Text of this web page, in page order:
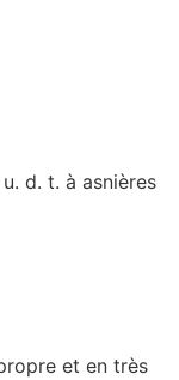
d. t. à asnières
et en très